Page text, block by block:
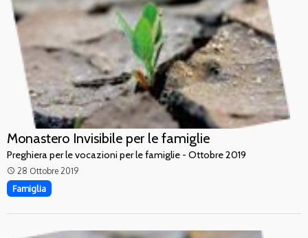
Monastero Invisibile per le famiglie
Preghiera per le vocazioni per le famiglie - Ottobre 2019
access_time 28 Ottobre 2019
Famiglia